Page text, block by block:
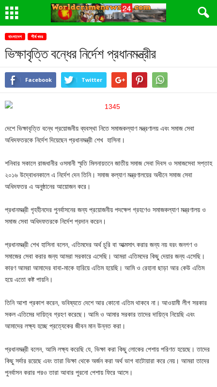
বাংলাদেশ শীর্ষ খবর
ভিক্ষাবৃত্তি বন্ধের নির্দেশ প্রধানমন্ত্রীর
Facebook Twitter
দেশে ভিক্ষাবৃত্তি বন্ধে প্রয়োজনীয় ব্যবস্থা নিতে সমাজকল্যাণ মন্ত্রণালয় এবং সমাজ সেবা
অধিদফতরকে নির্দেশ দিয়েছেন প্রধানমন্ত্রী শেখ হাসিনা।
শনিবার সকালে রাজধানীর ওসমানী স্মৃতি মিলনায়তনে জাতীয় সমাজ সেবা দিবস ও সমাজসেবা সপ্তাহ
২০১৬ উদ্বোধনকালে এ নির্দেশ দেন তিনি। সমাজ কল্যাণ মন্ত্রণালয়ের অধীনে সমাজ সেবা
অধিদফতর এ অনুষ্ঠানের আয়োজন করে।
প্রধানমন্ত্রী গৃহহীনদের পুনর্বাসনের জন্য প্রয়োজনীয় পদক্ষেপ গ্রহণেও সমাজকল্যাণ মন্ত্রণালয় ও
সমাজ সেবা অধিদফতরকে নির্দেশ প্রদান করেন।
প্রধানমন্ত্রী শেখ হাসিনা বলেন, এতিমদের অর্থ চুরি বা আত্মসাৎ করার জন্য নয় বরং জনগণ ও
সমাজের সেবা করার জন্য আমরা সরকারে এসেছি। আমরা এতিমদের কিছু দেয়ার জন্য এসেছি।
কারণ আমরা আমাদের বাবা-মাকে হারিয়ে এতিম হয়েছি। আমি ও রেহানা ছাড়া আর কেউ এতিম
হয়ে এতো কষ্ট পায়নি।
তিনি আশা প্রকাশ করেন, ভবিষ্যতে দেশে আর কোনো এতিম থাকবে না। আওয়ামী লীগ সরকার
সকল এতিমের দায়িত্ব গ্রহণ করেছে। আমি ও আমার সরকার তাদের দায়িত্ব নিয়েছি এবং
আমাদের লক্ষ্য হচ্ছে প্রত্যেকের জীবন মান উন্নত করা।
প্রধানমন্ত্রী বলেন, আমি লক্ষ্য করেছি যে, ভিক্ষা করা কিছু লোকের পেশায় পরিণত হয়েছে। তাদের
কিছু সর্দার রয়েছে এবং তারা ভিক্ষা থেকে অর্জন করা অর্থ ভাগ বাটোয়ারা করে নেয়। আমরা তাদের
পুনর্বাসন করার পরও তারা আবার পুরনো পেশায় ফিরে আসে।